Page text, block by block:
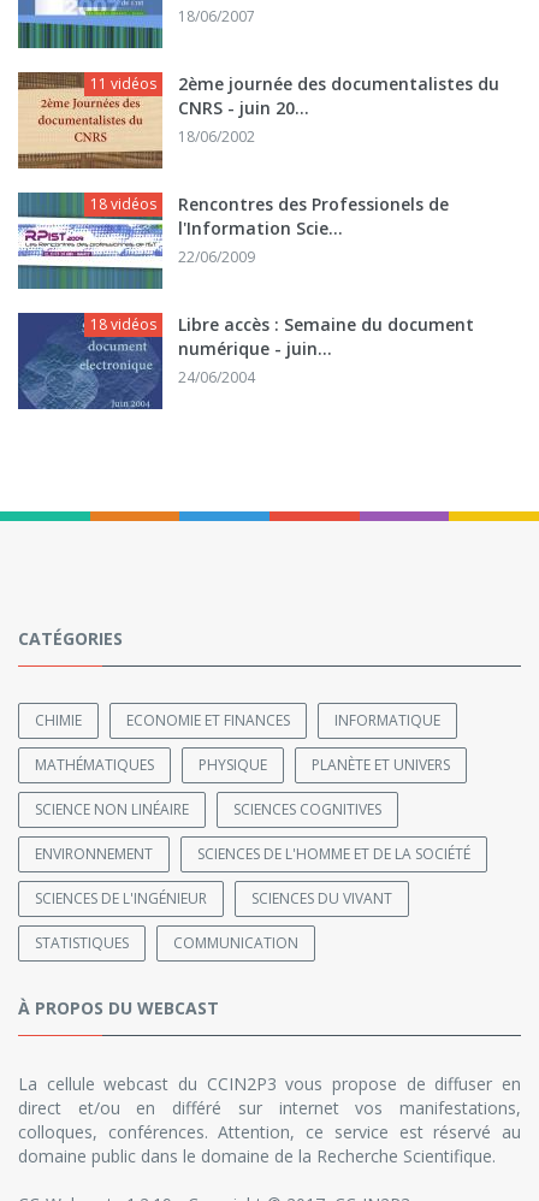
18/06/2007
11 vidéos
2ème journée des documentalistes du
CNRS - juin 20...
18/06/2002
18 vidéos
Rencontres des Professionels de
l'Information Scie...
22/06/2009
18 vidéos
Libre accès : Semaine du document
numérique - juin...
24/06/2004
CATÉGORIES
CHIMIE ECONOMIE ET FINANCES INFORMATIQUE
MATHÉMATIQUES PHYSIQUE PLANÈTE ET UNIVERS
SCIENCE NON LINÉAIRE SCIENCES COGNITIVES
ENVIRONNEMENT SCIENCES DE L'HOMME ET DE LA SOCIÉTÉ
SCIENCES DE L'INGÉNIEUR SCIENCES DU VIVANT
STATISTIQUES COMMUNICATION
À PROPOS DU WEBCAST
La cellule webcast du CCIN2P3 vous propose de diffuser en
direct et/ou en différé sur internet vos manifestations,
colloques, conférences. Attention, ce service est réservé au
domaine public dans le domaine de la Recherche Scientifique.